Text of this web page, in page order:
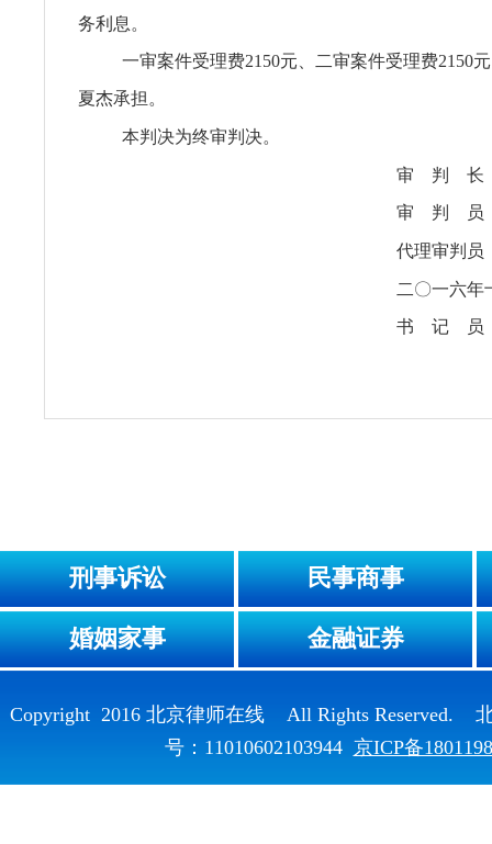
务利息。
一审案件受理费2150元、二审案件受理费2150
夏杰承担。
本判决为终审判决。
审 判
审 判
代理审判
二〇一六年
书 记
刑事诉讼 民事商事
婚姻家事 金融证券
Copyright 2016 北京律师在线 All Rights Reserved.
号：11010602103944 京ICP备